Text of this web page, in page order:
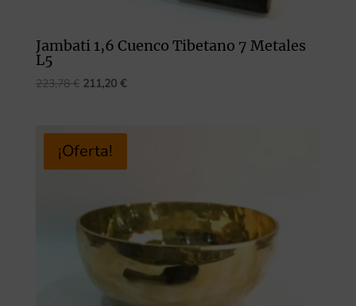
Jambati 1,6 Cuenco Tibetano 7 Metales
L5
223,78€ El
era:
223,78 €.
211,20 €El
es:
¡Oferta!